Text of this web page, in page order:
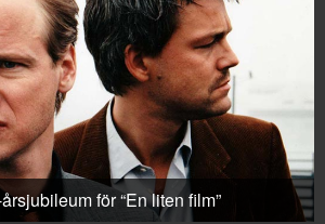
för “En liten film”